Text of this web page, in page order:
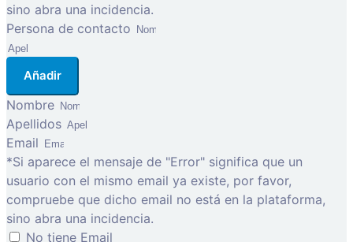
sino abra una incidencia.
Persona de contacto
Añadir
Nombre
Apellidos
Email
*Si aparece el mensaje de "Error" significa que un
usuario con el mismo email ya existe, por favor,
compruebe que dicho email no está en la plataforma,
sino abra una incidencia.
No tiene Email